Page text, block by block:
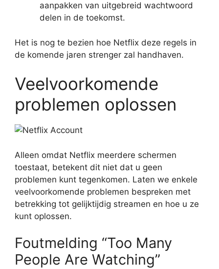
aanpakken van uitgebreid wachtwoord
delen in de toekomst.
Het is nog te bezien hoe Netflix deze regels in
de komende jaren strenger zal handhaven.
Veelvoorkomende
problemen oplossen
Alleen omdat Netflix meerdere schermen
toestaat, betekent dit niet dat u geen
problemen kunt tegenkomen. Laten we enkele
veelvoorkomende problemen bespreken met
betrekking tot gelijktijdig streamen en hoe u ze
kunt oplossen.
Foutmelding “Too Many
People Are Watching”